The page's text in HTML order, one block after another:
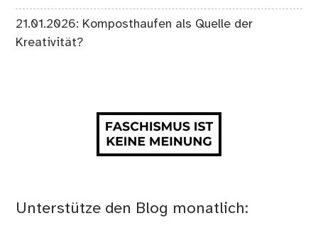
21.01.2026: Komposthaufen als Quelle der
Kreativität?
Unterstütze den Blog monatlich: